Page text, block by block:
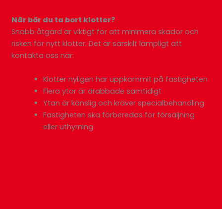
När bör du ta bort klotter?
Snabb åtgärd är viktigt för att minimera skador och
risken för nytt klotter. Det är särskilt lämpligt att
kontakta oss när:
Klotter nyligen har uppkommit på fastigheten
Flera ytor är drabbade samtidigt
Ytan är känslig och kräver specialbehandling
Fastigheten ska förberedas för försäljning
eller uthyrning